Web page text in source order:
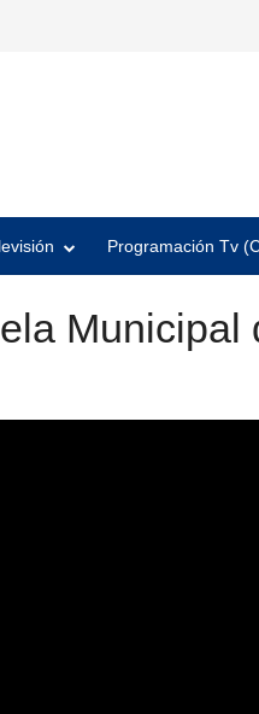
Programación Tv
Municipal